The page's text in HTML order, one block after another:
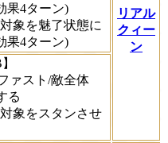
リアル
クィー
ン
果4ターン)
象を魅了状態に
果4ターン)
ァスト/敵全体
る
象をスタンさせ